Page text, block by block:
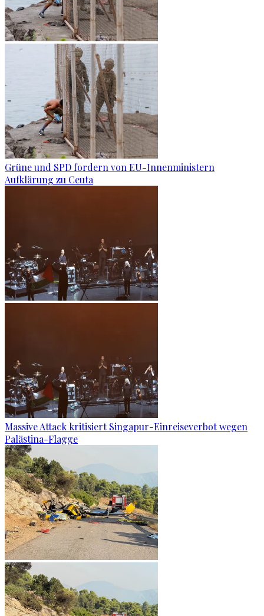
Grüne und SPD fordern von EU-Innenministern
Aufklärung zu Ceuta
Massive Attack kritisiert Singapur-Einreiseverbot wegen
Palästina-Flagge